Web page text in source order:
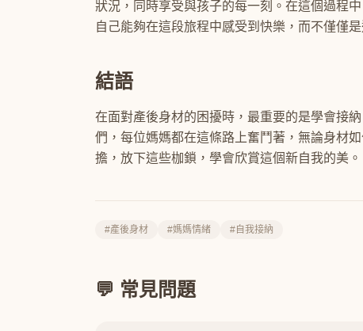
狀況，同時享受與孩子的每一刻。在這個過程
自己能夠在這段旅程中感受到快樂，而不僅僅
結語
在面對產後身材的困擾時，最重要的是學會接
們，每位媽媽都在這條路上奮鬥著，無論身材
擔，放下這些枷鎖，學會欣賞這個新自我的美。
#產後身材 #媽媽情緒 #自我接納
💬 常見問題